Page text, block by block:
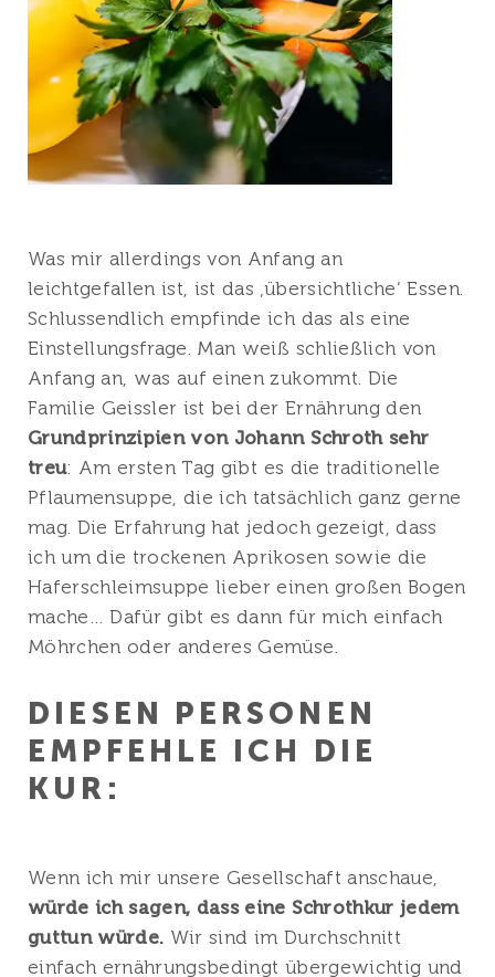
Was mir allerdings von Anfang an
leichtgefallen ist, ist das ‚übersichtliche‘ Essen.
Schlussendlich empfinde ich das als eine
Einstellungsfrage. Man weiß schließlich von
Anfang an, was auf einen zukommt. Die
Familie Geissler ist bei der Ernährung den
Grundprinzipien von Johann Schroth sehr
treu: Am ersten Tag gibt es die traditionelle
Pflaumensuppe, die ich tatsächlich ganz gerne
mag. Die Erfahrung hat jedoch gezeigt, dass
ich um die trockenen Aprikosen sowie die
Haferschleimsuppe lieber einen großen Bogen
mache… Dafür gibt es dann für mich einfach
Möhrchen oder anderes Gemüse.
DIESEN PERSONEN
EMPFEHLE ICH DIE
KUR:
Wenn ich mir unsere Gesellschaft anschaue,
würde ich sagen, dass eine Schrothkur jedem
guttun würde. Wir sind im Durchschnitt
einfach ernährungsbedingt übergewichtig und